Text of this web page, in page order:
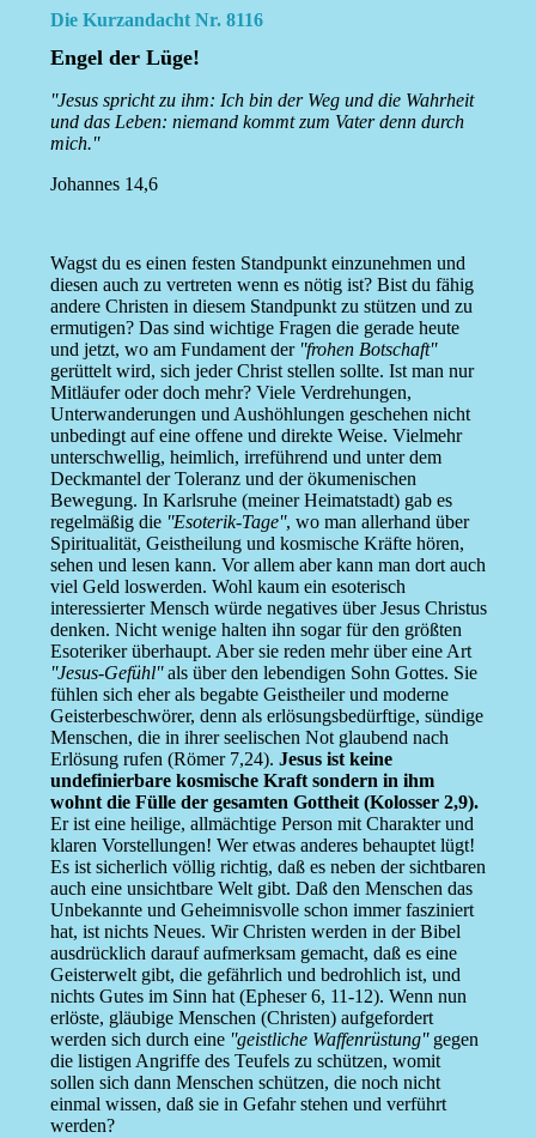
Die Kurzandacht Nr. 8116
Engel der Lüge!
''Jesus spricht zu ihm: Ich bin der Weg und die Wahrheit
und das Leben: niemand kommt zum Vater denn durch
mich.''
Johannes 14,6
Wagst du es einen festen Standpunkt einzunehmen und
diesen auch zu vertreten wenn es nötig ist? Bist du fähig
andere Christen in diesem Standpunkt zu stützen und zu
ermutigen? Das sind wichtige Fragen die gerade heute
und jetzt, wo am Fundament der ''frohen Botschaft''
gerüttelt wird, sich jeder Christ stellen sollte. Ist man nur
Mitläufer oder doch mehr? Viele Verdrehungen,
Unterwanderungen und Aushöhlungen geschehen nicht
unbedingt auf eine offene und direkte Weise. Vielmehr
unterschwellig, heimlich, irreführend und unter dem
Deckmantel der Toleranz und der ökumenischen
Bewegung. In Karlsruhe (meiner Heimatstadt) gab es
regelmäßig die ''Esoterik-Tage'', wo man allerhand über
Spiritualität, Geistheilung und kosmische Kräfte hören,
sehen und lesen kann. Vor allem aber kann man dort auch
viel Geld loswerden. Wohl kaum ein esoterisch
interessierter Mensch würde negatives über Jesus Christus
denken. Nicht wenige halten ihn sogar für den größten
Esoteriker überhaupt. Aber sie reden mehr über eine Art
''Jesus-Gefühl''als über den lebendigen Sohn Gottes. Sie
fühlen sich eher als begabte Geistheiler und moderne
Geisterbeschwörer, denn als erlösungsbedürftige, sündige
Menschen, die in ihrer seelischen Not glaubend nach
Erlösung rufen (Römer 7,24). Jesus ist keine
undefinierbare kosmische Kraft sondern in ihm
wohnt die Fülle der gesamten Gottheit (Kolosser 2,9).
Er ist eine heilige, allmächtige Person mit Charakter und
klaren Vorstellungen! Wer etwas anderes behauptet lügt!
Es ist sicherlich völlig richtig, daß es neben der sichtbaren
auch eine unsichtbare Welt gibt. Daß den Menschen das
Unbekannte und Geheimnisvolle schon immer fasziniert
hat, ist nichts Neues. Wir Christen werden in der Bibel
ausdrücklich darauf aufmerksam gemacht, daß es eine
Geisterwelt gibt, die gefährlich und bedrohlich ist, und
nichts Gutes im Sinn hat (Epheser 6, 11-12). Wenn nun
erlöste, gläubige Menschen (Christen) aufgefordert
werden sich durch eine ''geistliche Waffenrüstung''gegen
die listigen Angriffe des Teufels zu schützen, womit
sollen sich dann Menschen schützen, die noch nicht
einmal wissen, daß sie in Gefahr stehen und verführt
werden?